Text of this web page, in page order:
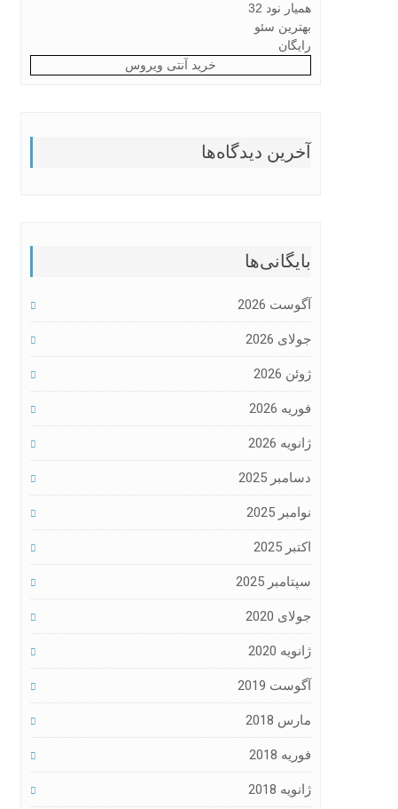
همیار نود 32
بهترین سئو
رایگان
خرید آنتی ویروس
آخرین دیدگاه‌ها
بایگانی‌ها
آگوست 2026
جولای 2026
ژوئن 2026
فوریه 2026
ژانویه 2026
دسامبر 2025
نوامبر 2025
اکتبر 2025
سپتامبر 2025
جولای 2020
ژانویه 2020
آگوست 2019
مارس 2018
فوریه 2018
ژانویه 2018